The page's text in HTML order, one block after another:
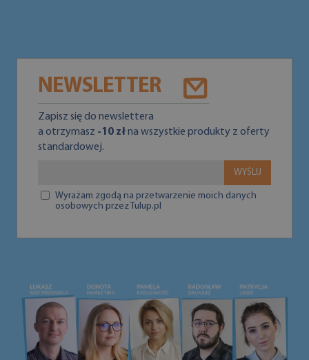
NEWSLETTER
Zapisz się do newslettera
a otrzymasz -10 złna wszystkie produkty z oferty
standardowej.
WYŚLIJ
Wyrażam zgodą na przetwarzenie moich danych
osobowych przez Tulup.pl